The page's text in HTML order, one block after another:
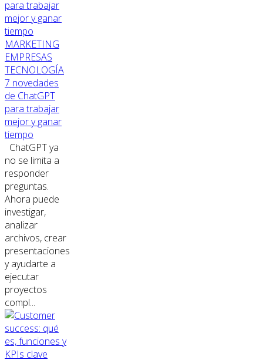
MARKETING
EMPRESAS
TECNOLOGÍA
7 novedades
de ChatGPT
para trabajar
mejor y ganar
tiempo
ChatGPT ya
no se limita a
responder
preguntas.
Ahora puede
investigar,
analizar
archivos, crear
presentaciones
y ayudarte a
ejecutar
proyectos
compl...